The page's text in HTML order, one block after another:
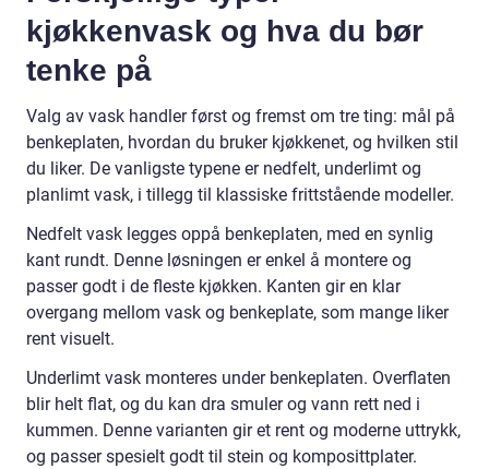
kjøkkenvask og hva du bør
tenke på
Valg av vask handler først og fremst om tre ting: mål på
benkeplaten, hvordan du bruker kjøkkenet, og hvilken stil
du liker. De vanligste typene er nedfelt, underlimt og
planlimt vask, i tillegg til klassiske frittstående modeller.
Nedfelt vask legges oppå benkeplaten, med en synlig
kant rundt. Denne løsningen er enkel å montere og
passer godt i de fleste kjøkken. Kanten gir en klar
overgang mellom vask og benkeplate, som mange liker
rent visuelt.
Underlimt vask monteres under benkeplaten. Overflaten
blir helt flat, og du kan dra smuler og vann rett ned i
kummen. Denne varianten gir et rent og moderne uttrykk,
og passer spesielt godt til stein og komposittplater.